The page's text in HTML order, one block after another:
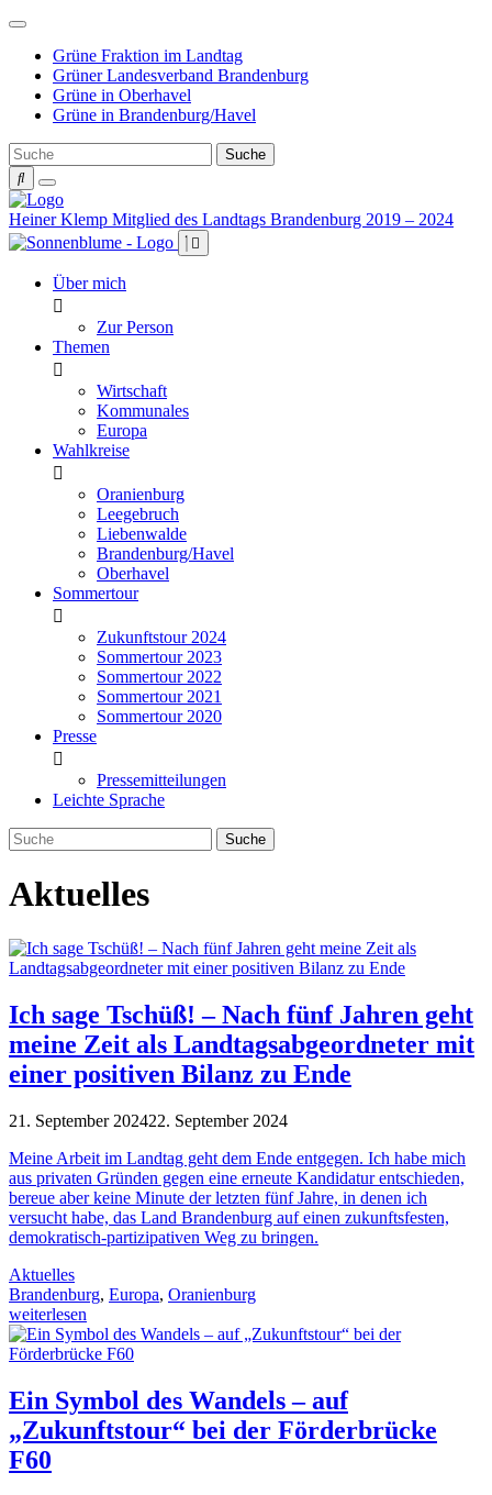
Weiter
Inhalt
Grüne Fraktion im Landtag
Grüner Landesverband Brandenburg
Grüne in Oberhavel
Grüne in Brandenburg/Havel
Heiner Klemp Mitglied des Landtags Brandenburg 2019 – 2024
Über mich
Zur Person
Themen
Wirtschaft
Kommunales
Europa
Wahlkreise
Oranienburg
Leegebruch
Liebenwalde
Brandenburg/Havel
Oberhavel
Sommertour
Zukunftstour 2024
Sommertour 2023
Sommertour 2022
Sommertour 2021
Sommertour 2020
Presse
Pressemitteilungen
Leichte Sprache
Aktuelles
Ich sage Tschüß! – Nach fünf Jahren geht
meine Zeit als Landtagsabgeordneter mit
einer positiven Bilanz zu Ende
21. September 202422. September 2024
Meine Arbeit im Landtag geht dem Ende entgegen. Ich habe mich
aus privaten Gründen gegen eine erneute Kandidatur entschieden,
bereue aber keine Minute der letzten fünf Jahre, in denen ich
versucht habe, das Land Brandenburg auf einen zukunftsfesten,
demokratisch-partizipativen Weg zu bringen.
Aktuelles
Brandenburg, Europa, Oranienburg
weiterlesen
Ein Symbol des Wandels – auf
„Zukunftstour“ bei der Förderbrücke
F60